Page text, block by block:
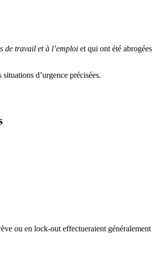
de travail et à l’emploi et qui ont été abrogées
d’urgence précisées.
ou en lock-out effectueraient généralement